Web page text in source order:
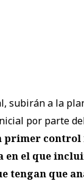
subirán a la
por parte
primer
en el que
tengan que